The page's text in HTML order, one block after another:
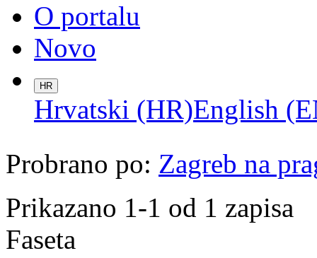
O portalu
Novo
HR
Hrvatski (HR)English
Probrano po: Zagreb na
Prikazano 1-1 od 1 zapisa
Faseta